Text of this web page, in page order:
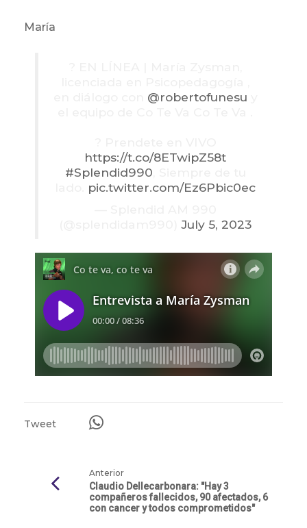
María
@robertofunesu
https://t.co/8ETwipZ58t
#Splendid990
pic.twitter.com/Ez6Pbic0ec
July 5, 2023
Tweet
Anterior
Claudio Dellecarbonara: "Hay 3
compañeros fallecidos, 90 afectados, 6
con cancer y todos comprometidos"